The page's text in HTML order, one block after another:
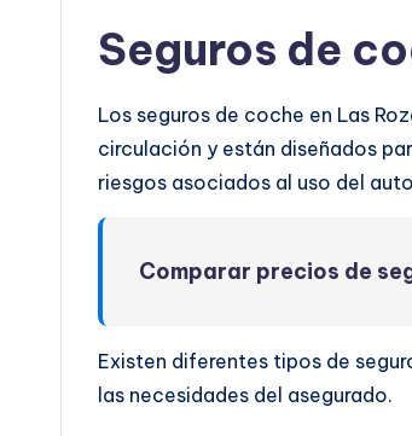
Seguros de
Los seguros de coche en Las
circulación y están diseñados
riesgos asociados al uso del
Comparar precios de
Existen diferentes tipos de
las necesidades del asegurado.